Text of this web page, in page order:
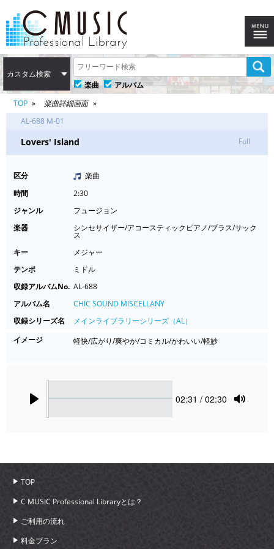
カスタム検索
楽曲
アルバム
TOP
楽曲詳細画面
AL-688 M-01
Lovers' Island Full
区分
楽曲
時間
2:30
ジャンル
フュージョン
楽器
シンセサイザー/アコースティックピアノ/ブラス/サック
ス
キー
メジャー
テンポ
ミドル
収録アルバムNo. AL-688
アルバム名
CHIC SOUND MISCELLANY
収録シリーズ名
メインライブラリーシリーズ（AL）
イメージ
軽快/広がり/爽やか/コミカル/かわいい/軽妙
Current
02:31 / 02:30
TOP
C MUSIC Professional Libraryとは？
ご利用の流れ
料金プラン